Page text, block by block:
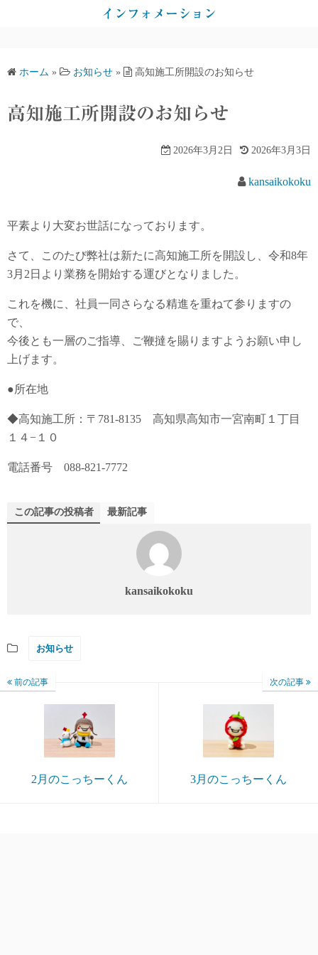
ス
インフォメーション
ホーム » お知らせ » 高知施工所開設のお知らせ
高知施工所開設のお知らせ
2026年3月2日 2026年3月3日
kansaikokoku
平素より大変お世話になっております。
さて、このたび弊社は新たに高知施工所を開設し、令和8年
3月2日より業務を開始する運びとなりました。
これを機に、社員一同さらなる精進を重ねて参りますの
で、
今後とも一層のご指導、ご鞭撻を賜りますようお願い申し
上げます。
●所在地
◆高知施工所：〒781-8135 高知県高知市一宮南町１丁目
１４−１０
電話番号 088-821-7772
この記事の投稿者 最新記事
kansaikokoku
お知らせ
前の記事
2月のこっちーくん
次の記事
3月のこっちーくん